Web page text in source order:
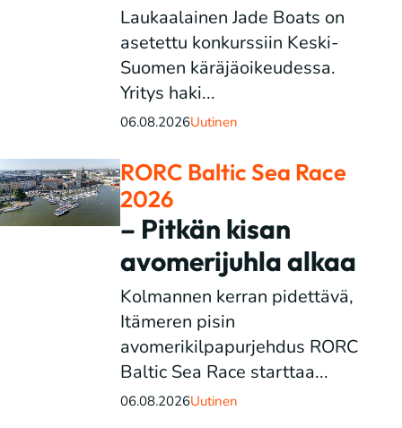
Laukaalainen Jade Boats on
asetettu konkurssiin Keski-
Suomen käräjäoikeudessa.
Yritys haki...
06.08.2026Uutinen
RORC Baltic Sea Race
2026
– Pitkän kisan
avomerijuhla alkaa
Kolmannen kerran pidettävä,
Itämeren pisin
avomerikilpapurjehdus RORC
Baltic Sea Race starttaa...
06.08.2026Uutinen